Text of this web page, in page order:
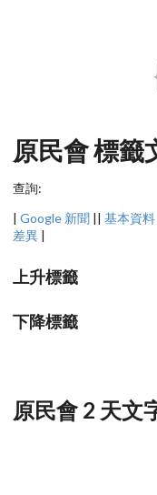
原民會 標籤
查詢:
| Google 新聞 || 基本資料
差異 |
上升標籤
下降標籤
原民會 2 天文